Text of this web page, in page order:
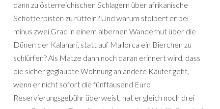
dann zu österreichischen Schlagern über afrikanische
Schotterpisten zu rütteln? Und warum stolpert er bei
minus zwei Grad in einem albernen Wanderhut über die
Dünen der Kalahari, statt auf Mallorca ein Bierchen zu
schlürfen? Als Matze dann noch daran erinnert wird, dass
die sicher geglaubte Wohnung an andere Käufer geht,
wenn er nicht sofort die fünftausend Euro
Reservierungsgebühr überweist, hat er gleich noch drei